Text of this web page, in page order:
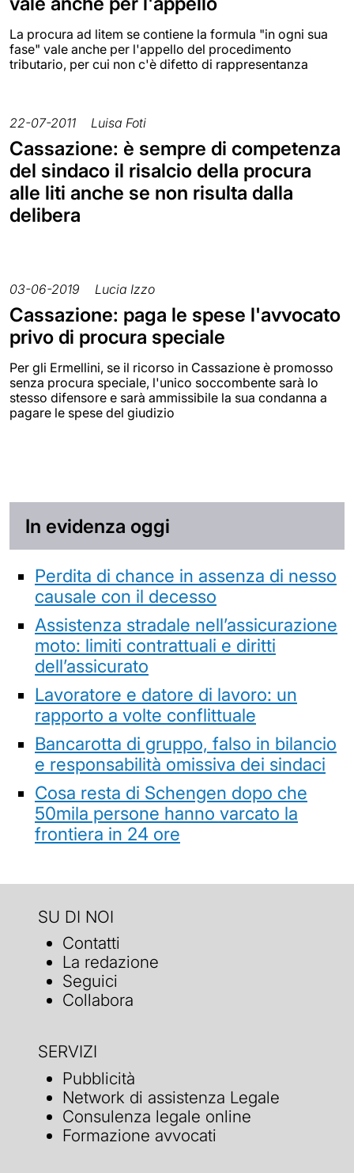
La procura ad litem se contiene la formula "in ogni sua
fase" vale anche per l'appello del procedimento
tributario, per cui non c'è difetto di rappresentanza
22-07-2011 Luisa Foti
Cassazione: è sempre di competenza
del sindaco il risalcio della procura
alle liti anche se non risulta dalla
delibera
03-06-2019 Lucia Izzo
Cassazione: paga le spese l'avvocato
privo di procura speciale
Per gli Ermellini, se il ricorso in Cassazione è promosso
senza procura speciale, l'unico soccombente sarà lo
stesso difensore e sarà ammissibile la sua condanna a
pagare le spese del giudizio
In evidenza oggi
Perdita di chance in assenza di nesso
causale con il decesso
Assistenza stradale nell’assicurazione
moto: limiti contrattuali e diritti
dell’assicurato
Lavoratore e datore di lavoro: un
rapporto a volte conflittuale
Bancarotta di gruppo, falso in bilancio
e responsabilità omissiva dei sindaci
Cosa resta di Schengen dopo che
50mila persone hanno varcato la
frontiera in 24 ore
SU DI NOI
Contatti
La redazione
Seguici
Collabora
SERVIZI
Pubblicità
Network di assistenza Legale
Consulenza legale online
Formazione avvocati